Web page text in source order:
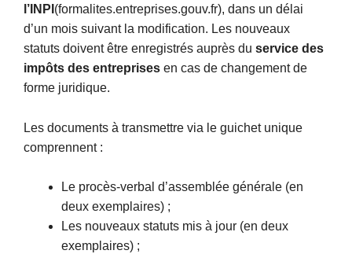
l’INPI (formalites.entreprises.gouv.fr), dans un délai
d’un mois suivant la modification. Les nouveaux
statuts doivent être enregistrés auprès du service des
impôts des entreprises en cas de changement de
forme juridique.
Les documents à transmettre via le guichet unique
comprennent :
Le procès-verbal d’assemblée générale (en
deux exemplaires) ;
Les nouveaux statuts mis à jour (en deux
exemplaires) ;